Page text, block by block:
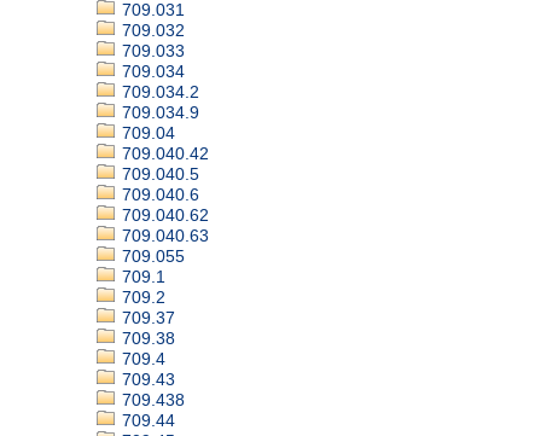
709.031
709.032
709.033
709.034
709.034.2
709.034.9
709.04
709.040.42
709.040.5
709.040.6
709.040.62
709.040.63
709.055
709.1
709.2
709.37
709.38
709.4
709.43
709.438
709.44